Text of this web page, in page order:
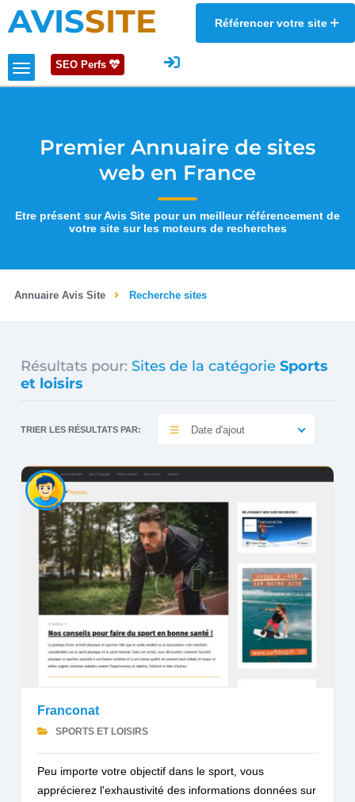
AVISSITE Référencer votre site
SEO Perfs
Premier Annuaire de sites
web en France
Etre présent sur Avis Site pour un meilleur référencement de
votre site sur les moteurs de recherches
Annuaire Avis Site Recherche sites
Résultats pour: Sites de la catégorie Sports
et loisirs
TRIER LES RÉSULTATS PAR: Date d'ajout
Franconat
SPORTS ET LOISIRS
Peu importe votre objectif dans le sport, vous
apprécierez l'exhaustivité des informations données sur